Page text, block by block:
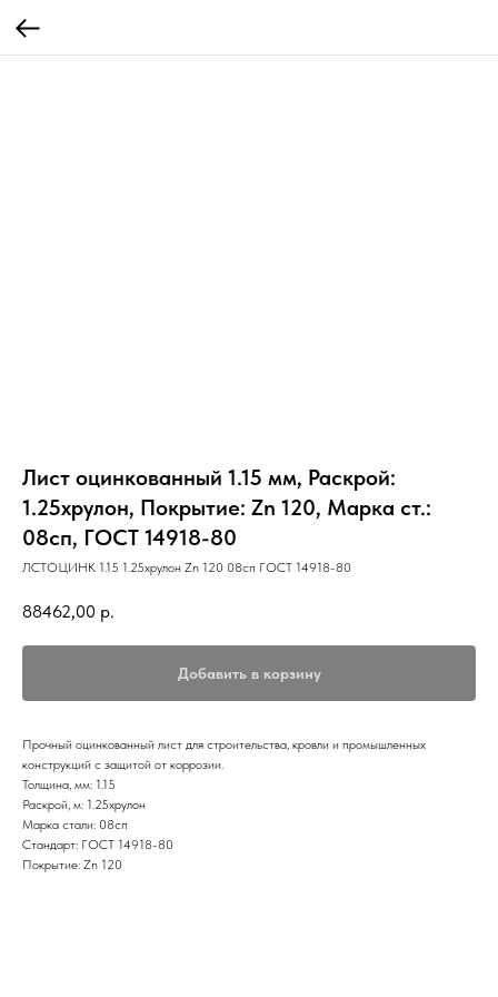
Лист оцинкованный 1.15 мм, Раскрой:
1.25хрулон, Покрытие: Zn 120, Марка ст.:
08сп, ГОСТ 14918-80
ЛСТОЦИНК 1.15 1.25хрулон Zn 120 08сп ГОСТ 14918-80
88462,00 р.
Добавить в корзину
Прочный оцинкованный лист для строительства, кровли и промышленных
конструкций с защитой от коррозии.
Толщина, мм: 1.15
Раскрой, м: 1.25хрулон
Марка стали: 08сп
Стандарт: ГОСТ 14918-80
Покрытие: Zn 120